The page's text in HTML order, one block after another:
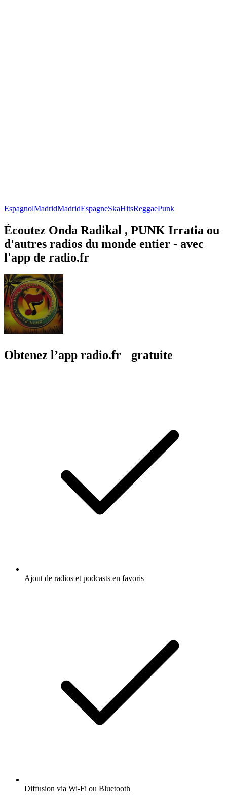
EspagnolMadridMadridEspagneSkaHitsReggaePunk
Écoutez Onda Radikal , PUNK Irratia ou
d'autres radios du monde entier - avec
l'app de radio.fr
Obtenez l’app radio.fr gratuite
Ajout de radios et podcasts en favoris
Diffusion via Wi-Fi ou Bluetooth